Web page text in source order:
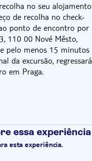
no seu alojamento
de recolha no check-
ponto de encontro por
110 00 Nové Město,
pelo menos 15 minutos
da excursão, regressará
em Praga.
essa experiência
esta experiência.